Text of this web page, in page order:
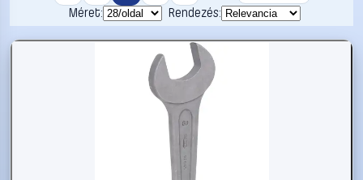
Méret:
Rendezés: